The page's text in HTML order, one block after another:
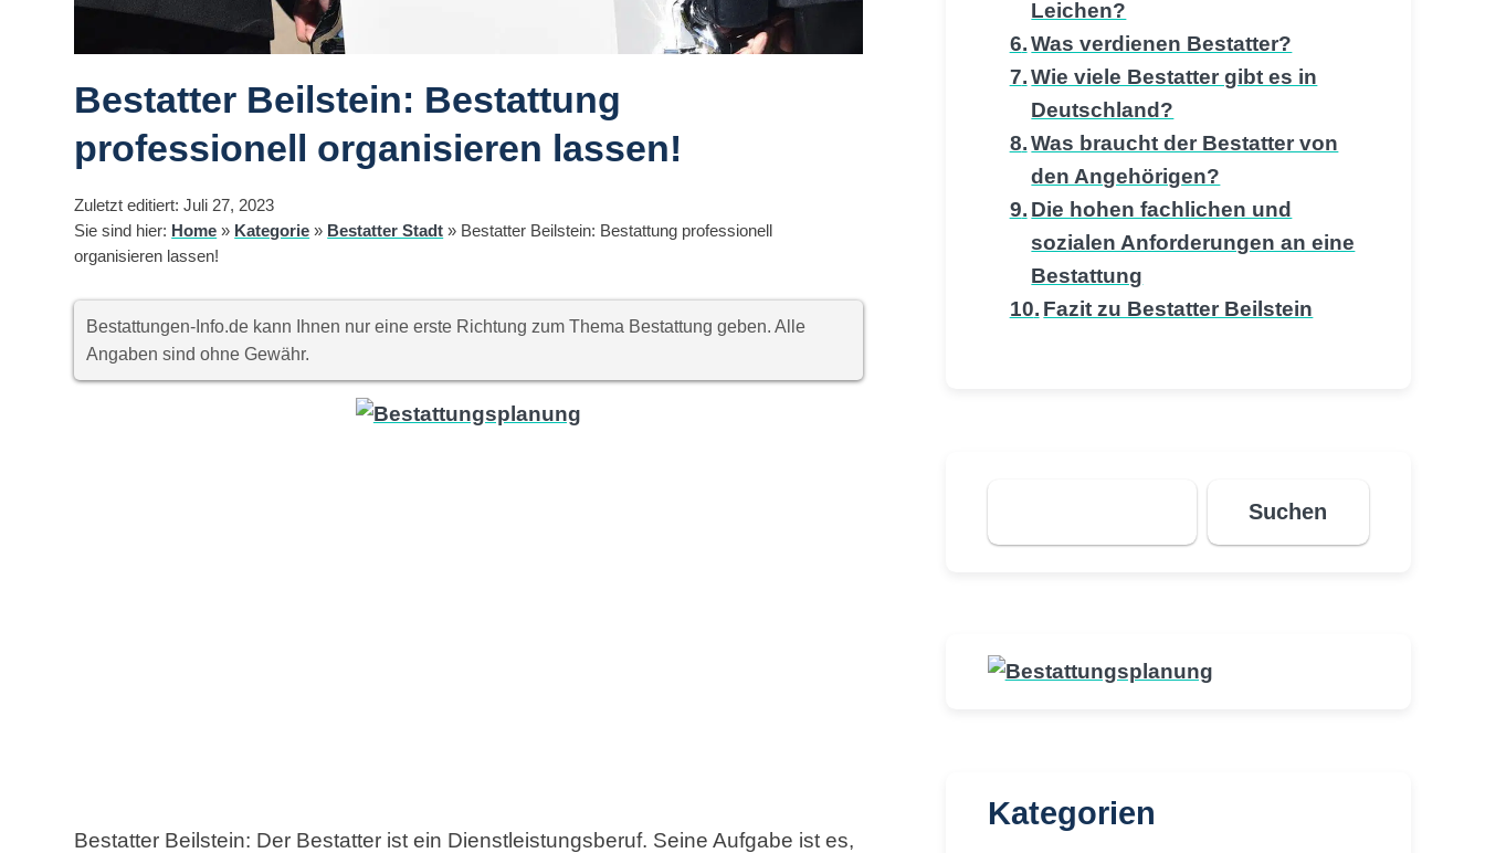
Bestatter Beilstein: Bestattung
professionell organisieren lassen!
Zuletzt editiert: Juli 27, 2023
Sie sind hier: Home » Kategorie » Bestatter Stadt » Bestatter Beilstein: Bestattung professionell
organisieren lassen!
Bestattungen-Info.de kann Ihnen nur eine erste Richtung zum Thema Bestattung geben. Alle
Angaben sind ohne Gewähr.
Bestatter Beilstein: Der Bestatter ist ein Dienstleistungsberuf. Seine Aufgabe ist es,
Leichen?
Was verdienen Bestatter?
Wie viele Bestatter gibt es in
Deutschland?
Was braucht der Bestatter von
den Angehörigen?
Die hohen fachlichen und
sozialen Anforderungen an eine
Bestattung
Fazit zu Bestatter Beilstein
Suchen
Suchen
Kategorien